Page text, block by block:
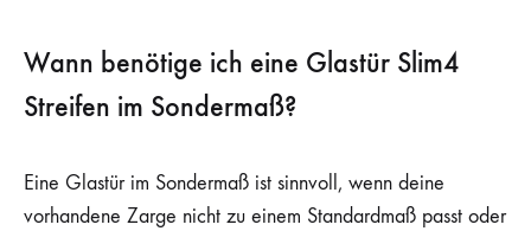
Wann benötige ich eine Glastür Slim4
Streifen im Sondermaß?
Eine Glastür im Sondermaß ist sinnvoll, wenn deine
vorhandene Zarge nicht zu einem Standardmaß passt oder